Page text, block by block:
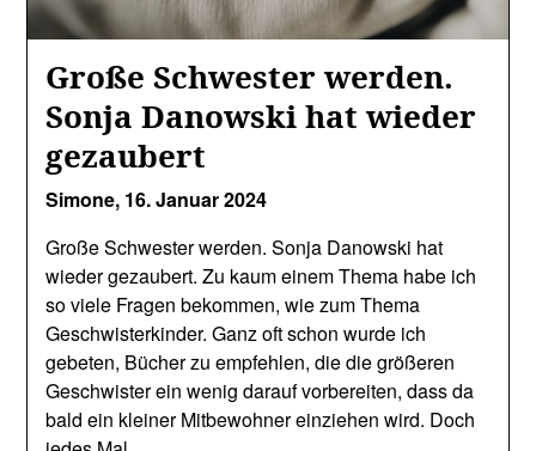
Große Schwester werden.
Sonja Danowski hat wieder
gezaubert
Simone, 16. Januar 2024
Große Schwester werden. Sonja Danowski hat
wieder gezaubert. Zu kaum einem Thema habe ich
so viele Fragen bekommen, wie zum Thema
Geschwisterkinder. Ganz oft schon wurde ich
gebeten, Bücher zu empfehlen, die die größeren
Geschwister ein wenig darauf vorbereiten, dass da
bald ein kleiner Mitbewohner einziehen wird. Doch